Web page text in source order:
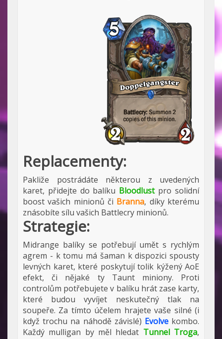
Replacementy:
Pakliže postrádáte některou z uvedených
karet, přidejte do balíku Bloodlustpro solidní
boost vašich minionů či Branna, díky kterému
znásobíte sílu vašich Battlecry minionů.
Strategie:
Midrange balíky se potřebují umět s rychlým
agrem - k tomu má šaman k dispozici spousty
levných karet, které poskytují tolik kýžený AoE
efekt, či nějaké ty Taunt miniony. Proti
controlům potřebujete v balíku hrát zase karty,
které budou vyvíjet neskutečný tlak na
soupeře. Za tímto účelem hrajete vaše silné (i
když trochu na náhodě závislé) Evolvekombo.
Každý mulligan by měl hledat Tunnel Troga,